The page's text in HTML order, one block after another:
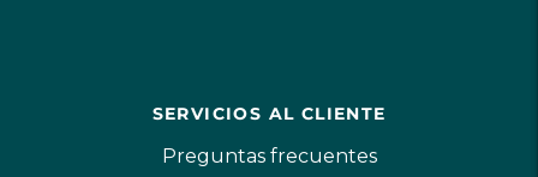
SERVICIOS AL CLIENTE
Preguntas frecuentes